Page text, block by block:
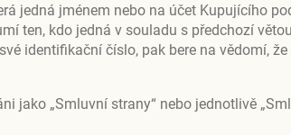
jedná jménem nebo na účet Kupujícího
ten, kdo jedná v souladu s předchozí
identifikační číslo, pak bere na vědomí, že
jako „Smluvní strany“ nebo jednotlivě